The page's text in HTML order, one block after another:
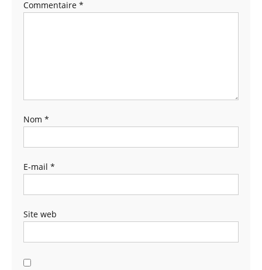
Commentaire *
Nom *
E-mail *
Site web